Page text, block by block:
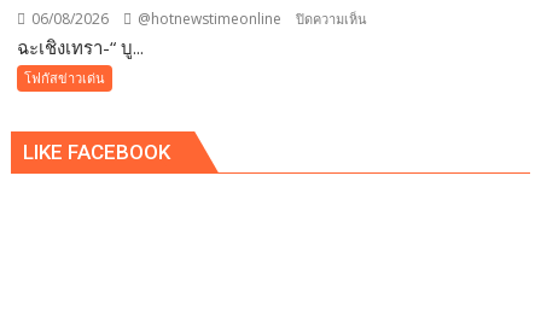
06/08/2026 @hotnewstimeonline ปิดความเห็น
ว
ฉะเชิงเทรา-​“ บู...
โฟกัสข่าวเด่น
LIKE FACEBOOK